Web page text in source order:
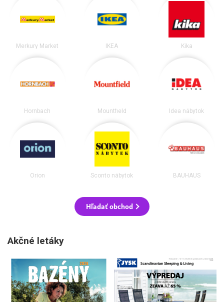
Merkury Market IKEA Kika
Hornbach Mountfield Idea nábytok
Orion Sconto nábytok BAUHAUS
Hľadať obchod
Akčné letáky